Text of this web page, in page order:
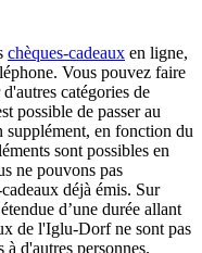
chèques-cadeaux en ligne,
Vous pouvez faire
catégories de
possible de passer au
supplément, en fonction du
sont possibles en
ne pouvons pas
déjà émis. Sur
d’une durée allant
de l'Iglu-Dorf ne sont pas
d'autres personnes.